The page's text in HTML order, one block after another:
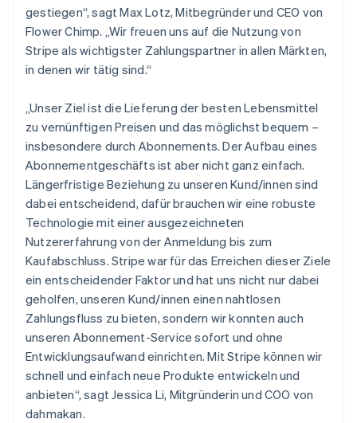
gestiegen“, sagt Max Lotz, Mitbegründer und CEO von
Flower Chimp. „Wir freuen uns auf die Nutzung von
Stripe als wichtigster Zahlungspartner in allen Märkten,
in denen wir tätig sind.“
„Unser Ziel ist die Lieferung der besten Lebensmittel
zu vernünftigen Preisen und das möglichst bequem –
insbesondere durch Abonnements. Der Aufbau eines
Abonnementgeschäfts ist aber nicht ganz einfach.
Längerfristige Beziehung zu unseren Kund/innen sind
dabei entscheidend, dafür brauchen wir eine robuste
Technologie mit einer ausgezeichneten
Nutzererfahrung von der Anmeldung bis zum
Kaufabschluss. Stripe war für das Erreichen dieser Ziele
ein entscheidender Faktor und hat uns nicht nur dabei
geholfen, unseren Kund/innen einen nahtlosen
Zahlungsfluss zu bieten, sondern wir konnten auch
unseren Abonnement-Service sofort und ohne
Entwicklungsaufwand einrichten. Mit Stripe können wir
schnell und einfach neue Produkte entwickeln und
anbieten“, sagt Jessica Li, Mitgründerin und COO von
dahmakan.
Irland
English
Italien
ItalianoEnglish
Japan
Kanada
EnglishFrançais
Kroatien
EnglishItaliano
Lettland
English
Liechtenstein
Deutsch English
Litauen
English
Luxemburg
FrançaisDeutschEnglish
Malaysia
English简体中文
Malta
English
Mexiko
EspañolEnglish
Neuseeland
English